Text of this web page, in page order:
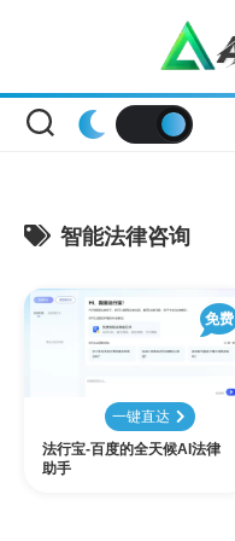
智能法律咨询
免费
一键直达
法行宝-百度的全天候AI法律
助手